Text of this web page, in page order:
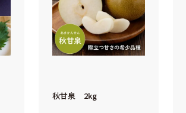
秋甘泉 2kg